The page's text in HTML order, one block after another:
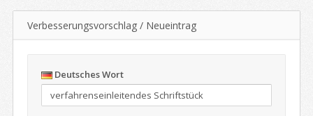
Verbesserungsvorschlag / Neueintrag
Deutsches Wort